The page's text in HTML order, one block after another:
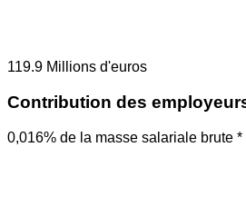
119.9 Millions d'euros
Contribution des
0,016% de la masse salariale brute *